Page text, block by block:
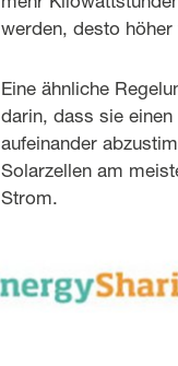
werden, desto
Eine ähnliche
darin, dass sie
aufeinander
Solarzellen am
Strom.